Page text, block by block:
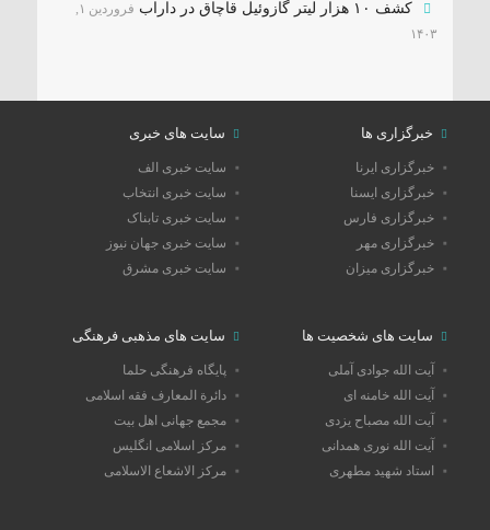
کشف ۱۰ هزار لیتر گازوئیل قاچاق در داراب
فروردین ۱,
۱۴۰۳
خبرگزاری ها
خبرگزاری ایرنا
خبرگزاری ایسنا
خبرگزاری فارس
خبرگزاری مهر
خبرگزاری میزان
سایت های خبری
سایت خبری الف
سایت خبری انتخاب
سایت خبری تابناک
سایت خبری جهان نیوز
سایت خبری مشرق
سایت های شخصیت ها
آیت الله جوادی آملی
آیت الله خامنه ای
آیت الله مصباح یزدی
آیت الله نوری همدانی
استاد شهید مطهری
سایت های مذهبی فرهنگی
پایگاه فرهنگی حلما
دائرة المعارف فقه اسلامی
مجمع جهانی اهل بیت
مرکز اسلامی انگلیس
مرکز الاشعاع الاسلامی